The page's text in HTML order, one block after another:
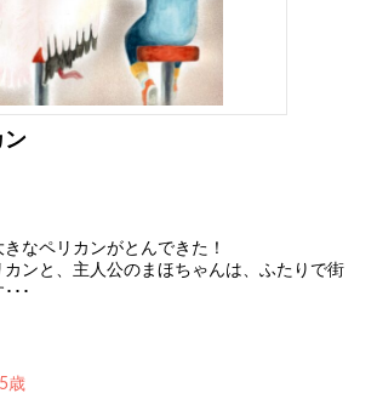
ン
なペリカンがとんできた！
ンと、主人公のまほちゃんは、ふたりで街
･･
歳